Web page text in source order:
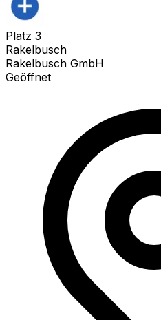
Platz 3
Rakelbusch
Rakelbusch GmbH
Geöffnet